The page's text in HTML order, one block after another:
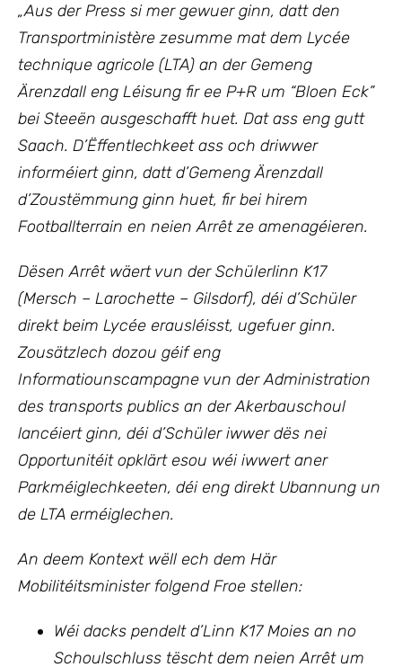
„Aus der Press si mer gewuer ginn, datt den
Transportministère zesumme mat dem Lycée
technique agricole (LTA) an der Gemeng
Ärenzdall eng Léisung fir ee P+R um “Bloen Eck”
bei Steeën ausgeschafft huet. Dat ass eng gutt
Saach. D’Ëffentlechkeet ass och driwwer
informéiert ginn, datt d’Gemeng Ärenzdall
d’Zoustëmmung ginn huet, fir bei hirem
Footballterrain en neien Arrêt ze amenagéieren.
Dësen Arrêt wäert vun der Schülerlinn K17
(Mersch – Larochette – Gilsdorf), déi d’Schüler
direkt beim Lycée erausléisst, ugefuer ginn.
Zousätzlech dozou géif eng
Informatiounscampagne vun der Administration
des transports publics an der Akerbauschoul
lancéiert ginn, déi d’Schüler iwwer dës nei
Opportunitéit opklärt esou wéi iwwert aner
Parkméiglechkeeten, déi eng direkt Ubannung un
de LTA erméiglechen.
An deem Kontext wëll ech dem Här
Mobilitéitsminister folgend Froe stellen:
Wéi dacks pendelt d’Linn K17 Moies an no
Schoulschluss tëscht dem neien Arrêt um